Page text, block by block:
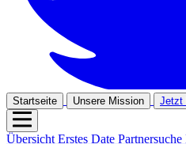
Startseite Unsere Mission Jetzt
ÜbersichtErstes Date Partnersuche